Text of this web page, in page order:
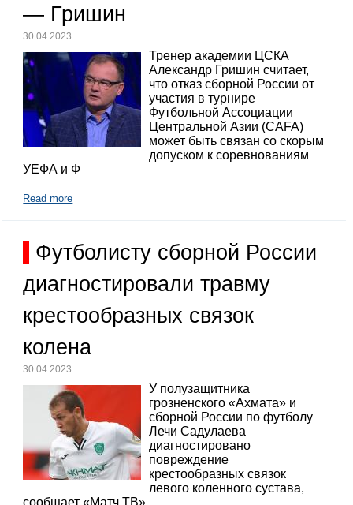
— Гришин
30.04.2023
Тренер академии ЦСКА
Александр Гришин считает,
что отказ сборной России от
участия в турнире
Футбольной Ассоциации
Центральной Азии (CAFA)
может быть связан со скорым
допуском к соревнованиям
УЕФА и Ф
Read more
Футболисту сборной России
диагностировали травму
крестообразных связок
колена
30.04.2023
У полузащитника
грозненского «Ахмата» и
сборной России по футболу
Лечи Садулаева
диагностировано
повреждение
крестообразных связок
левого коленного сустава,